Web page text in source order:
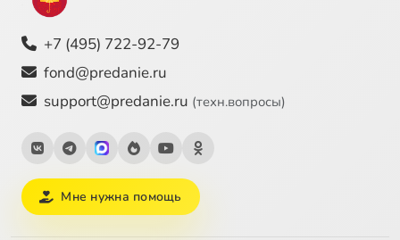
+7 (495) 722-92-79
fond@predanie.ru
support@predanie.ru (техн.вопросы)
Мне нужна помощь